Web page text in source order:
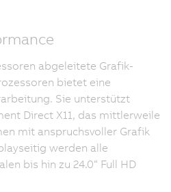
abgeleitete Grafik-
bietet eine
Sie unterstützt
Direct X11, das mittlerweile
mit anspruchsvoller Grafik
werden alle
bis hin zu 24.0“ Full HD